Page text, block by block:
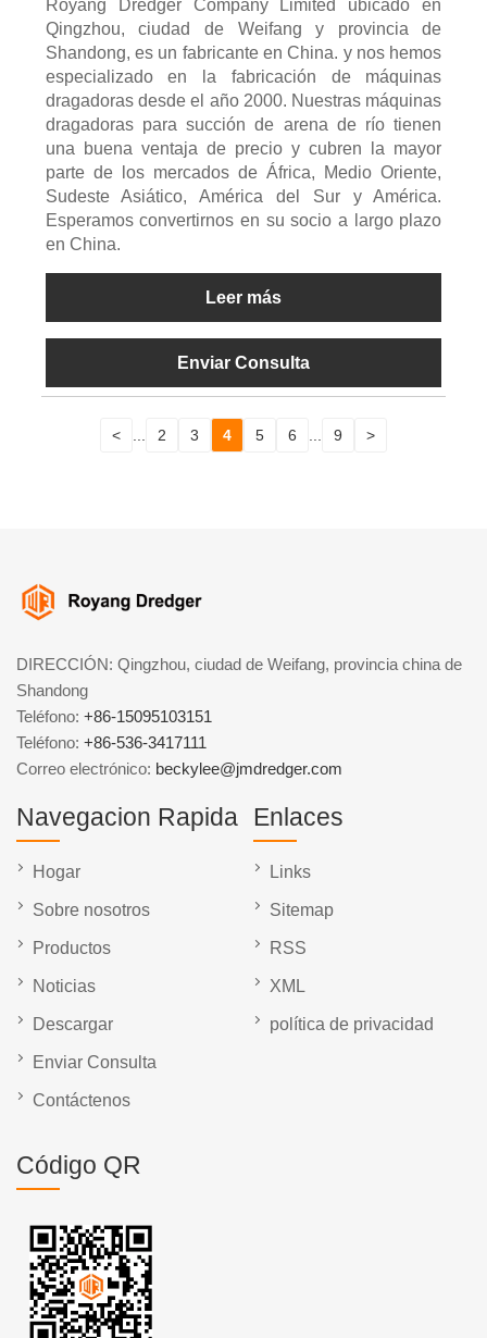
Royang Dredger Company Limited ubicado en
Qingzhou, ciudad de Weifang y provincia de
Shandong, es un fabricante en China. y nos hemos
especializado en la fabricación de máquinas
dragadoras desde el año 2000. Nuestras máquinas
dragadoras para succión de arena de río tienen
una buena ventaja de precio y cubren la mayor
parte de los mercados de África, Medio Oriente,
Sudeste Asiático, América del Sur y América.
Esperamos convertirnos en su socio a largo plazo
en China.
Leer más
Enviar Consulta
< 2 3 4 5 6 9 >
DIRECCIÓN: Qingzhou, ciudad de Weifang, provincia china de
Shandong
Teléfono: +86-15095103151
Teléfono: +86-536-3417111
Correo electrónico: beckylee@jmdredger.com
Navegacion Rapida
Hogar
Sobre nosotros
Productos
Noticias
Descargar
Enviar Consulta
Contáctenos
Enlaces
Links
Sitemap
RSS
XML
política de privacidad
Código QR